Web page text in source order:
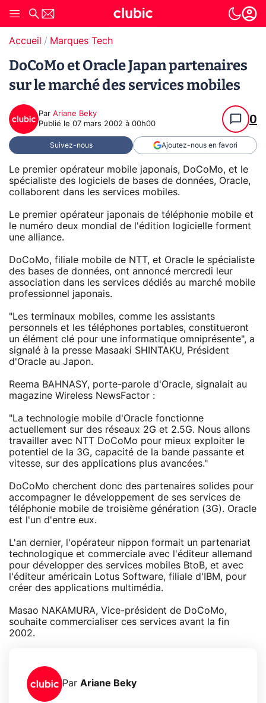
Accueil Marques Tech
DoCoMo et Oracle Japan partenaires
sur le marché des services mobiles
Par Ariane Beky
Publié le 07 mars 2002 à 00h00 0
Suivez-nous Ajoutez-nous en favori
Le premier opérateur mobile japonais, DoCoMo, et le
spécialiste des logiciels de bases de données, Oracle,
collaborent dans les services mobiles.
Le premier opérateur japonais de téléphonie mobile et
le numéro deux mondial de l'édition logicielle forment
une alliance.
DoCoMo, filiale mobile de NTT, et Oracle le spécialiste
des bases de données, ont annoncé mercredi leur
association dans les services dédiés au marché mobile
professionnel japonais.
"Les terminaux mobiles, comme les assistants
personnels et les téléphones portables, constitueront
un élément clé pour une informatique omniprésente", a
signalé à la presse Masaaki SHINTAKU, Président
d'Oracle au Japon.
Reema BAHNASY, porte-parole d'Oracle, signalait au
magazine Wireless NewsFactor :
"La technologie mobile d'Oracle fonctionne
actuellement sur des réseaux 2G et 2.5G. Nous allons
travailler avec NTT DoCoMo pour mieux exploiter le
potentiel de la 3G, capacité de la bande passante et
vitesse, sur des applications plus avancées."
DoCoMo cherchent donc des partenaires solides pour
accompagner le développement de ses services de
téléphonie mobile de troisième génération (3G). Oracle
est l'un d'entre eux.
L'an dernier, l'opérateur nippon formait un partenariat
technologique et commerciale avec l'éditeur allemand
pour développer des services mobiles BtoB, et avec
l'éditeur américain Lotus Software, filiale d'IBM, pour
créer des applications multimédia.
Masao NAKAMURA, Vice-président de DoCoMo,
souhaite commercialiser ces services avant la fin
2002.
Par Ariane Beky